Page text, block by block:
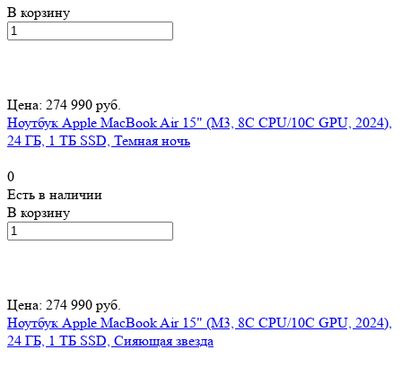
В корзину
Цена: 274 990 руб.
Ноутбук Apple MacBook Air 15" (M3, 8C CPU/10C GPU, 2024),
24 ГБ, 1 ТБ SSD, Темная ночь
0
Есть в наличии
В корзину
Цена: 274 990 руб.
Ноутбук Apple MacBook Air 15" (M3, 8C CPU/10C GPU, 2024),
24 ГБ, 1 ТБ SSD, Сияющая звезда